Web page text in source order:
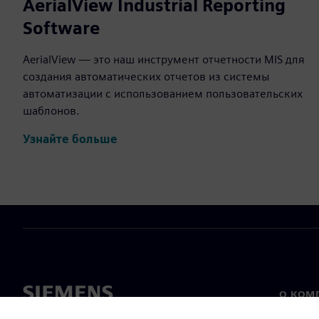
AerialView Industrial Reporting
Software
AerialView — это наш инструмент отчетности MIS для
создания автоматических отчетов из системы
автоматизации с использованием пользовательских
шаблонов.
Узнайте больше
О